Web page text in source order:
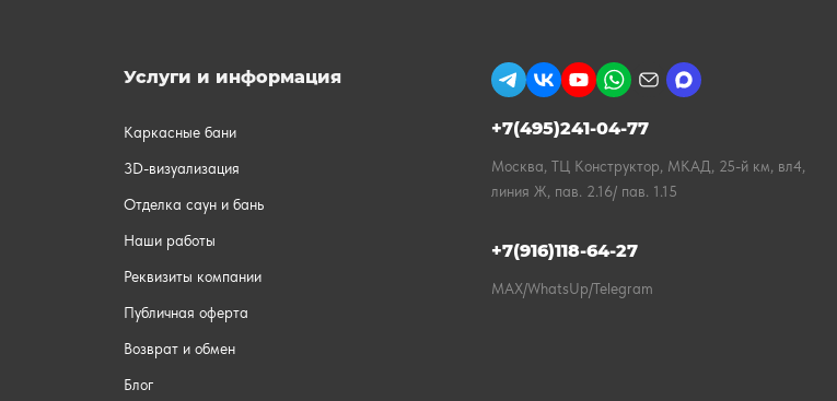
Услуги и информация
Каркасные бани
3D-визуализация
Отделка саун и бань
Наши работы
Реквизиты компании
Публичная оферта
Возврат и обмен
Блог
+7(495)241-04-77
Москва, ТЦ Конструктор, МКАД, 25-й км, вл4,
линия Ж, пав. 2.16/ пав. 1.15
+7(916)118-64-27
MAX/WhatsUp/Telegram